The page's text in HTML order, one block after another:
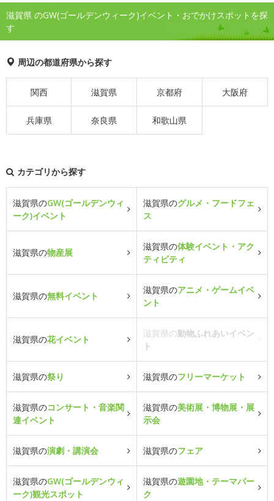
滋賀県 のGW(ゴールデンウィーク)イベント・おでかけスポットを探
す
周辺の都道府県から探す
関西 滋賀県 京都府 大阪府
兵庫県 奈良県 和歌山県
カテゴリから探す
滋賀県のGW(ゴールデンウィ
ーク)イベント
滋賀県のグルメ・フードフェ
ス
滋賀県の物産展
滋賀県の体験イベント・アク
ティビティ
滋賀県の無料イベント
滋賀県のアニメ・ゲームイベ
ント
滋賀県の花イベント
滋賀県の動物ふれあいイベン
ト
滋賀県の祭り 滋賀県のフリーマーケット
滋賀県のコンサート・音楽関
連イベント
滋賀県の美術展・博物展・展
示会
滋賀県の演劇・講演会 滋賀県のフェア
滋賀県のGW(ゴールデンウィ
ーク)観光スポット
滋賀県の遊園地・テーマパー
ク